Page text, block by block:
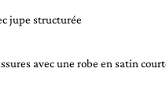
jupe structurée
avec une robe en satin